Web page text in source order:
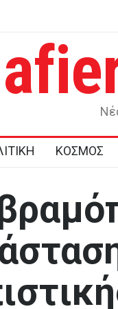
Σοκ στην Κρήτη:
ανήλικο κορίτσι
ΚΟΣΜΟΣ